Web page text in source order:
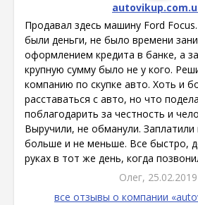
Продавал здесь машину Ford
были деньги, не было времени
оформлением кредита в банке, а
крупную сумму было не у кого.
компанию по скупке авто. Хоть и
расставаться с авто, но что
поблагодарить за честность и
Выручили, не обманули. Заплатили
больше и не меньше. Все быстро,
руках в тот же день, когда
Олег, 25.02.2019
все отзывы о компании